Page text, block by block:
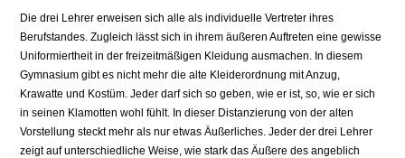
Die drei Lehrer erweisen sich alle als individuelle Vertreter ihres
Berufstandes. Zugleich lässt sich in ihrem äußeren Auftreten eine gewisse
Uniformiertheit in der freizeitmäßigen Kleidung ausmachen. In diesem
Gymnasium gibt es nicht mehr die alte Kleiderordnung mit Anzug,
Krawatte und Kostüm. Jeder darf sich so geben, wie er ist, so, wie er sich
in seinen Klamotten wohl fühlt. In dieser Distanzierung von der alten
Vorstellung steckt mehr als nur etwas Äußerliches. Jeder der drei Lehrer
zeigt auf unterschiedliche Weise, wie stark das Äußere des angeblich